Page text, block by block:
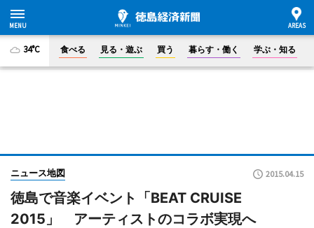
34°C 食べる 見る・遊ぶ 買う 暮らす・働く 学ぶ・知る
ニュース地図 2015.04.15
徳島で音楽イベント「BEAT CRUISE
2015」 アーティストのコラボ実現へ